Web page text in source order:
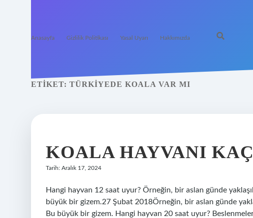
Anasayfa Gizlilik Politikası Yasal Uyarı Hakkımızda
ETIKET: TÜRKIYEDE KOALA VAR MI
KOALA HAYVANI
Tarih: Aralık 17, 2024
Hangi hayvan 12 saat uyur? Örneğin, bir aslan günde
büyük bir gizem.27 Şubat 2018Örneğin, bir aslan günde
Bu büyük bir gizem. Hangi hayvan 20 saat uyur?